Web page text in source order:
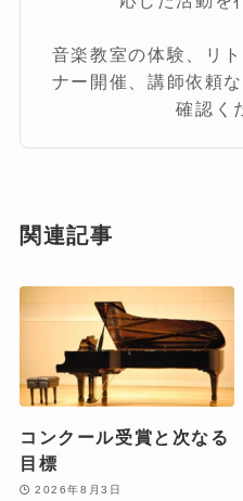
音楽教室の体験、リ
ナー開催、講師依頼
確認く
関連記事
コンクール受賞と次なる
目標
2026年8月3日